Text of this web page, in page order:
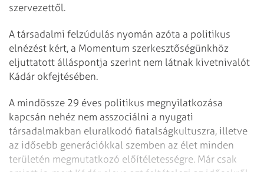
szervezettől.
A társadalmi felzúdulás nyomán azóta a politikus
elnézést kért, a Momentum szerkesztőségünkhöz
eljuttatott álláspontja szerint nem látnak kivetnivalót
Kádár okfejtésében.
A mindössze 29 éves politikus megnyilatkozása
kapcsán nehéz nem asszociálni a nyugati
társadalmakban eluralkodó fiatalságkultuszra, illetve
az idősebb generációkkal szemben az élet minden
területén megmutatkozó előítéletességre. Már csak